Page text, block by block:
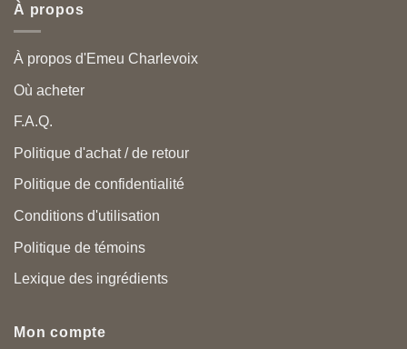
À propos
À propos d'Emeu Charlevoix
Où acheter
F.A.Q.
Politique d'achat / de retour
Politique de confidentialité
Conditions d'utilisation
Politique de témoins
Lexique des ingrédients
Mon compte